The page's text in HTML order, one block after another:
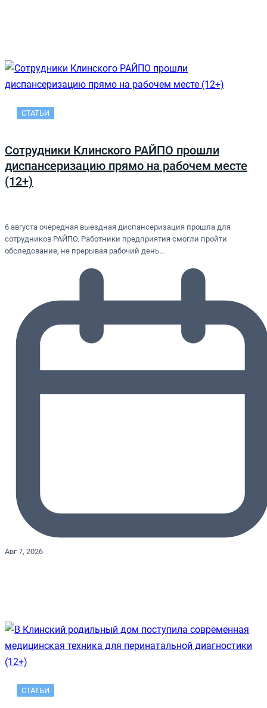
СТАТЬИ
Сотрудники Клинского РАЙПО прошли
диспансеризацию прямо на рабочем месте
(12+)
6 августа очередная выездная диспансеризация прошла для
сотрудников РАЙПО. Работники предприятия смогли пройти
обследование, не прерывая рабочий день…
Авг 7, 2026
СТАТЬИ